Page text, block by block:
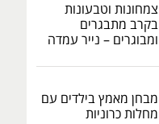
צמחונות וטבעונות
בקרב מתבגרים
ומבוגרים – נייר עמדה
מבחן מאמץ בילדים עם
מחלות כרוניות